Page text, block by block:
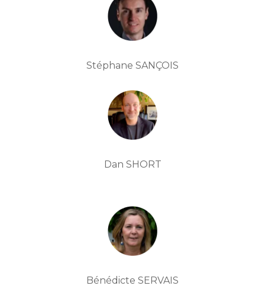
Stéphane SANÇOIS
Dan SHORT
Bénédicte SERVAIS